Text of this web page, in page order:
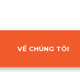
VỀ CHÚNG TÔI